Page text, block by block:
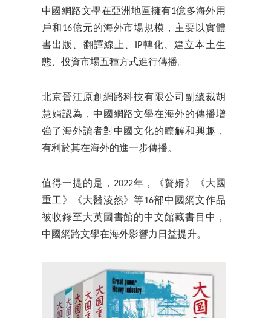
中國網路文學在亞洲地區擁有1億多海外用
戶和16億元的海外市場規模，主要以實體
書出版、翻譯線上、IP轉化、建立本土生
態、投資市場五種方式進行傳播。
北京晉江原創網路科技有限公司副總裁胡
慧娟認為，中國網路文學在海外的傳播增
強了海外讀者對中國文化的瞭解和興趣，
有利於其在海外的進一步傳播。
值得一提的是，2022年，《贅婿》《大國
重工》《大醫淩然》等16部中國網文作品
被收錄至大英圖書館的中文館藏書目中，
中國網路文學在海外影響力日益提升。